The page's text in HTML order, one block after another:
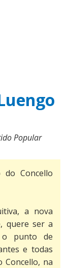
Angudes
O Freixo
Rebordechán
Ribeira
Adegas
restaurantes
Miradoiros
Patrimonio
Actualidade
Bandos
Noticias
Ordenanzas
E-Oficina
Perfil do
contratante
Transparencia
Benestar
social
Instalacións
deportivas
Popular
Concello
a nova
quere ser a
punto de
e todas
Concello, na